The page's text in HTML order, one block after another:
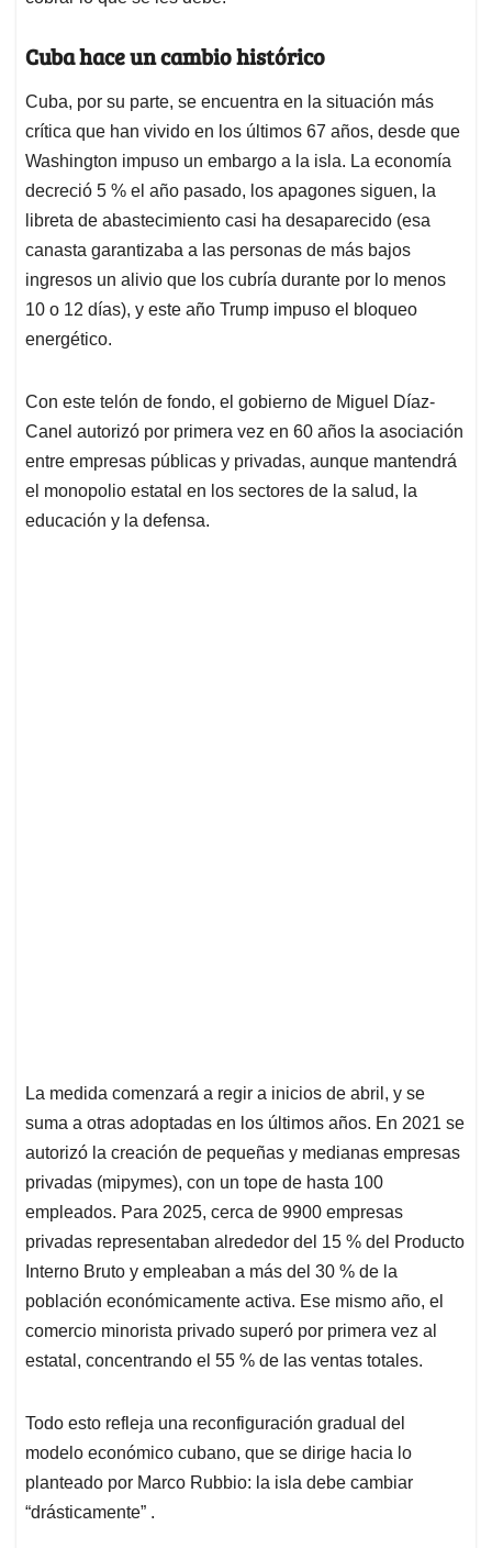
Cuba hace un cambio histórico
Cuba, por su parte, se encuentra en la situación más
crítica que han vivido en los últimos 67 años, desde que
Washington impuso un embargo a la isla. La economía
decreció 5 % el año pasado, los apagones siguen, la
libreta de abastecimiento casi ha desaparecido (esa
canasta garantizaba a las personas de más bajos
ingresos un alivio que los cubría durante por lo menos
10 o 12 días), y este año Trump impuso el bloqueo
energético.
Con este telón de fondo, el gobierno de Miguel Díaz-
Canel autorizó por primera vez en 60 años la asociación
entre empresas públicas y privadas, aunque mantendrá
el monopolio estatal en los sectores de la salud, la
educación y la defensa.
La medida comenzará a regir a inicios de abril, y se
suma a otras adoptadas en los últimos años. En 2021 se
autorizó la creación de pequeñas y medianas empresas
privadas (mipymes), con un tope de hasta 100
empleados. Para 2025, cerca de 9900 empresas
privadas representaban alrededor del 15 % del Producto
Interno Bruto y empleaban a más del 30 % de la
población económicamente activa. Ese mismo año, el
comercio minorista privado superó por primera vez al
estatal, concentrando el 55 % de las ventas totales.
Todo esto refleja una reconfiguración gradual del
modelo económico cubano, que se dirige hacia lo
planteado por Marco Rubbio: la isla debe cambiar
“drásticamente” .